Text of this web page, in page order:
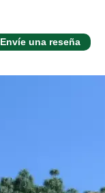
Envíe una reseña